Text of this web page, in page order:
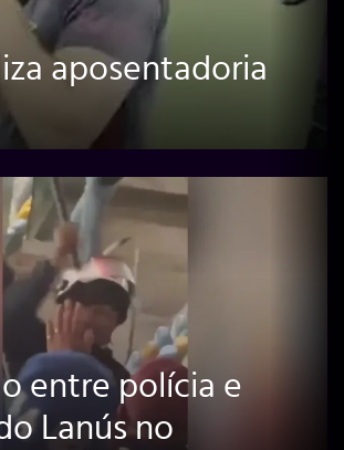
aposentadoria
entre polícia e
Lanús no